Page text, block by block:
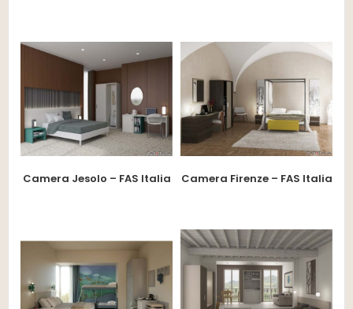
Camera Jesolo – FAS Italia Camera Firenze – FAS Italia